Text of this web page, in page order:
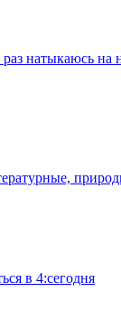
натыкаюсь
в 4:сегодня